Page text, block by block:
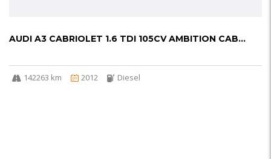
AUDI A3 CABRIOLET 1.6 TDI 105CV AMBITION CAB...
142263 km 2012 Diesel